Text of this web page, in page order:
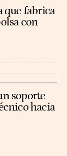
que fabrica
con
soporte
hacia